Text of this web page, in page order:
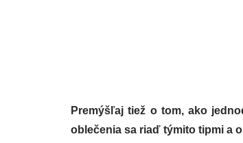
Premýšľaj tiež o tom, ako
oblečenia sa riaď týmito tipmi a